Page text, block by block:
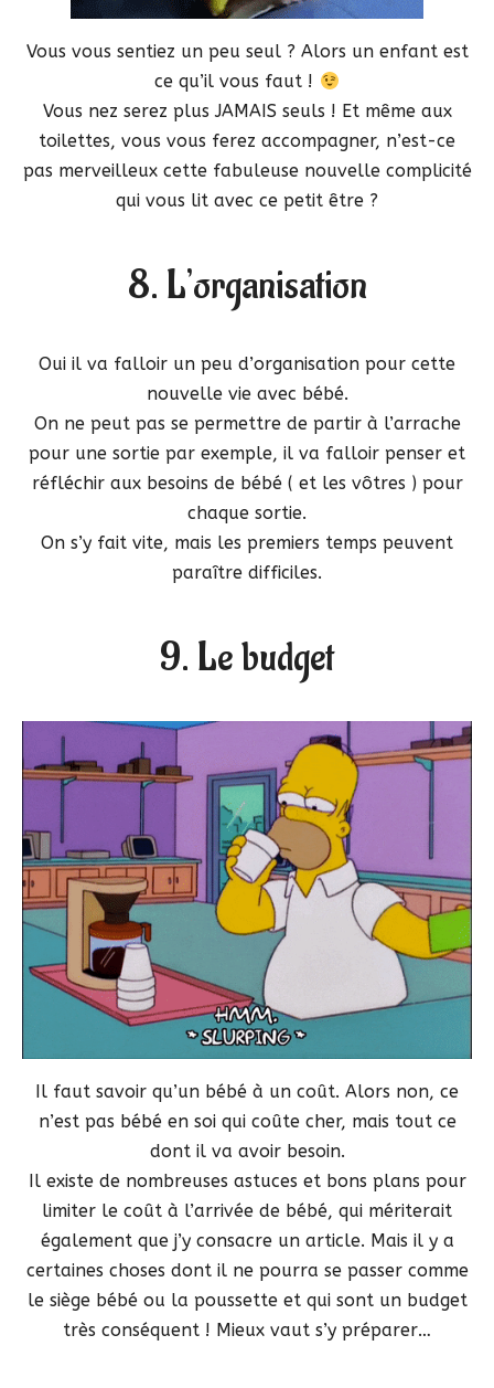
Vous vous sentiez un peu seul ? Alors un enfant est
ce qu’il vous faut !
Vous nez serez plus JAMAIS seuls ! Et même aux
toilettes, vous vous ferez accompagner, n’est-ce
pas merveilleux cette fabuleuse nouvelle complicité
qui vous lit avec ce petit être ?
8. L’organisation
Oui il va falloir un peu d’organisation pour cette
nouvelle vie avec bébé.
On ne peut pas se permettre de partir à l’arrache
pour une sortie par exemple, il va falloir penser et
réfléchir aux besoins de bébé ( et les vôtres ) pour
chaque sortie.
On s’y fait vite, mais les premiers temps peuvent
paraître difficiles.
9. Le budget
Il faut savoir qu’un bébé à un coût. Alors non, ce
n’est pas bébé en soi qui coûte cher, mais tout ce
dont il va avoir besoin.
Il existe de nombreuses astuces et bons plans pour
limiter le coût à l’arrivée de bébé, qui mériterait
également que j’y consacre un article. Mais il y a
certaines choses dont il ne pourra se passer comme
le siège bébé ou la poussette et qui sont un budget
très conséquent ! Mieux vaut s’y préparer…